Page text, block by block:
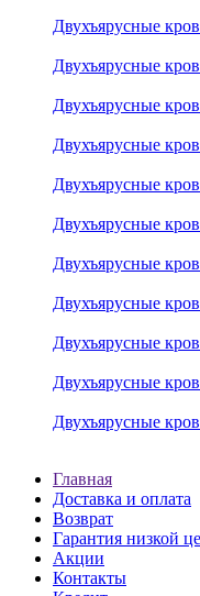
Двухъярусные
Двухъярусные
Двухъярусные
Двухъярусные
Двухъярусные
Двухъярусные
Двухъярусные
Двухъярусные
Двухъярусные
Двухъярусные
Двухъярусные
Главная
Доставка и оплата
Возврат
Гарантия низкой
Акции
Контакты